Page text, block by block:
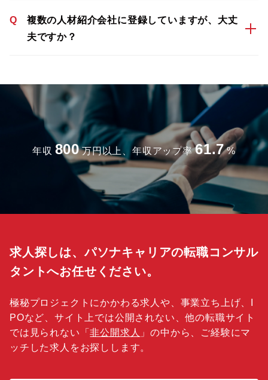
Q
複数の人材紹介会社に登録していますが、大丈
夫ですか？
年収 800 万円以上、年収アップ率 61.7 %
求人探しは、パソナキャリアの転職コンサル
タントへお任せください。
極秘プロジェクトにかかわる求人や、事業立ち上げ、I
POなど、サイト上では公開されない、他の転職サイト
では見られない「非公開求人 」の中から、ご経験にマ
ッチした求人をお探しします。